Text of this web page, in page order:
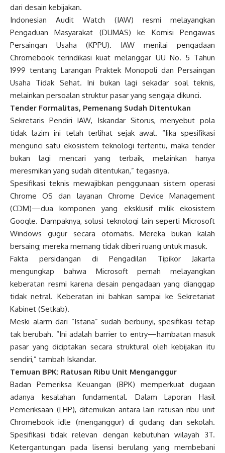
dari desain kebijakan.
Indonesian Audit Watch (IAW) resmi melayangkan
Pengaduan Masyarakat (DUMAS) ke Komisi Pengawas
Persaingan Usaha (KPPU). IAW menilai pengadaan
Chromebook terindikasi kuat melanggar UU No. 5 Tahun
1999 tentang Larangan Praktek Monopoli dan Persaingan
Usaha Tidak Sehat. Ini bukan lagi sekadar soal teknis,
melainkan persoalan struktur pasar yang sengaja dikunci.
Tender Formalitas, Pemenang Sudah Ditentukan
Sekretaris Pendiri IAW, Iskandar Sitorus, menyebut pola
tidak lazim ini telah terlihat sejak awal. “Jika spesifikasi
mengunci satu ekosistem teknologi tertentu, maka tender
bukan lagi mencari yang terbaik, melainkan hanya
meresmikan yang sudah ditentukan,” tegasnya.
Spesifikasi teknis mewajibkan penggunaan sistem operasi
Chrome OS dan layanan Chrome Device Management
(CDM)—dua komponen yang eksklusif milik ekosistem
Google. Dampaknya, solusi teknologi lain seperti Microsoft
Windows gugur secara otomatis. Mereka bukan kalah
bersaing; mereka memang tidak diberi ruang untuk masuk.
Fakta persidangan di Pengadilan Tipikor Jakarta
mengungkap bahwa Microsoft pernah melayangkan
keberatan resmi karena desain pengadaan yang dianggap
tidak netral. Keberatan ini bahkan sampai ke Sekretariat
Kabinet (Setkab).
Meski alarm dari “Istana” sudah berbunyi, spesifikasi tetap
tak berubah. “Ini adalah barrier to entry—hambatan masuk
pasar yang diciptakan secara struktural oleh kebijakan itu
sendiri,” tambah Iskandar.
Temuan BPK: Ratusan Ribu Unit Menganggur
Badan Pemeriksa Keuangan (BPK) memperkuat dugaan
adanya kesalahan fundamental. Dalam Laporan Hasil
Pemeriksaan (LHP), ditemukan antara lain ratusan ribu unit
Chromebook idle (menganggur) di gudang dan sekolah.
Spesifikasi tidak relevan dengan kebutuhan wilayah 3T.
Ketergantungan pada lisensi berulang yang membebani